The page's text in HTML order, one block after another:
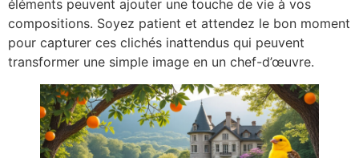
éléments peuvent ajouter une touche de vie à vos
compositions. Soyez patient et attendez le bon moment
pour capturer ces clichés inattendus qui peuvent
transformer une simple image en un chef-d’œuvre.